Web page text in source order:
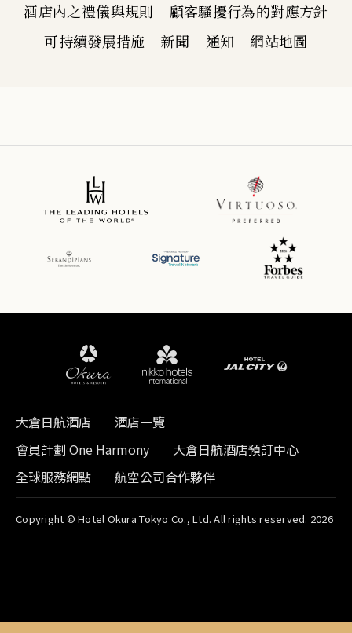
酒店內之禮儀與規則
顧客騷擾行為的對應方針
可持續發展措施
新聞 通知 網站地圖
大倉日航酒店
酒店一覽
會員計劃 One Harmony
大倉日航酒店預訂中心
全球服務網點
航空公司合作夥伴
Copyright © Hotel Okura Tokyo Co., Ltd. All rights reserved. 2026